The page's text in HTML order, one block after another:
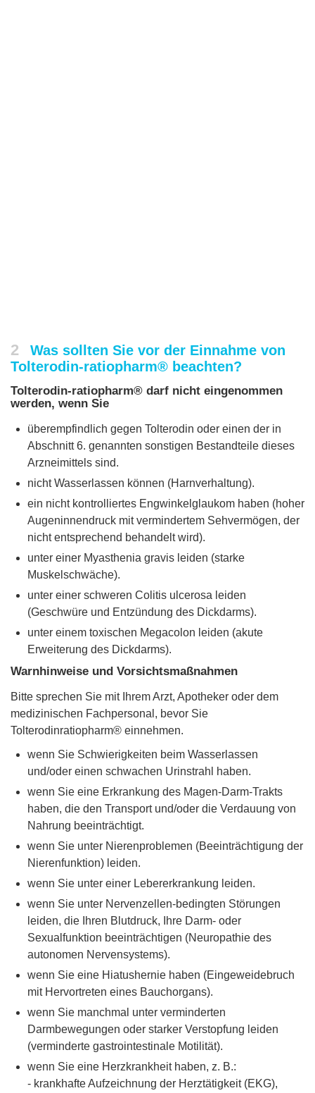
2
Was sollten Sie vor der Einnahme von
Tolterodin-ratiopharm® beachten?
Tolterodin-ratiopharm® darf nicht eingenommen
werden, wenn Sie
überempfindlich gegen Tolterodin oder einen der in
Abschnitt 6. genannten sonstigen Bestandteile dieses
Arzneimittels sind.
nicht Wasserlassen können (Harnverhaltung).
ein nicht kontrolliertes Engwinkelglaukom haben (hoher
Augeninnendruck mit vermindertem Sehvermögen, der
nicht entsprechend behandelt wird).
unter einer Myasthenia gravis leiden (starke
Muskelschwäche).
unter einer schweren Colitis ulcerosa leiden
(Geschwüre und Entzündung des Dickdarms).
unter einem toxischen Megacolon leiden (akute
Erweiterung des Dickdarms).
Warnhinweise und Vorsichtsmaßnahmen
Bitte sprechen Sie mit Ihrem Arzt, Apotheker oder dem
medizinischen Fachpersonal, bevor Sie
Tolterodinratiopharm® einnehmen.
wenn Sie Schwierigkeiten beim Wasserlassen
und/oder einen schwachen Urinstrahl haben.
wenn Sie eine Erkrankung des Magen-Darm-Trakts
haben, die den Transport und/oder die Verdauung von
Nahrung beeinträchtigt.
wenn Sie unter Nierenproblemen (Beeinträchtigung der
Nierenfunktion) leiden.
wenn Sie unter einer Lebererkrankung leiden.
wenn Sie unter Nervenzellen-bedingten Störungen
leiden, die Ihren Blutdruck, Ihre Darm- oder
Sexualfunktion beeinträchtigen (Neuropathie des
autonomen Nervensystems).
wenn Sie eine Hiatushernie haben (Eingeweidebruch
mit Hervortreten eines Bauchorgans).
wenn Sie manchmal unter verminderten
Darmbewegungen oder starker Verstopfung leiden
(verminderte gastrointestinale Motilität).
wenn Sie eine Herzkrankheit haben, z. B.:
- krankhafte Aufzeichnung der Herztätigkeit (EKG),